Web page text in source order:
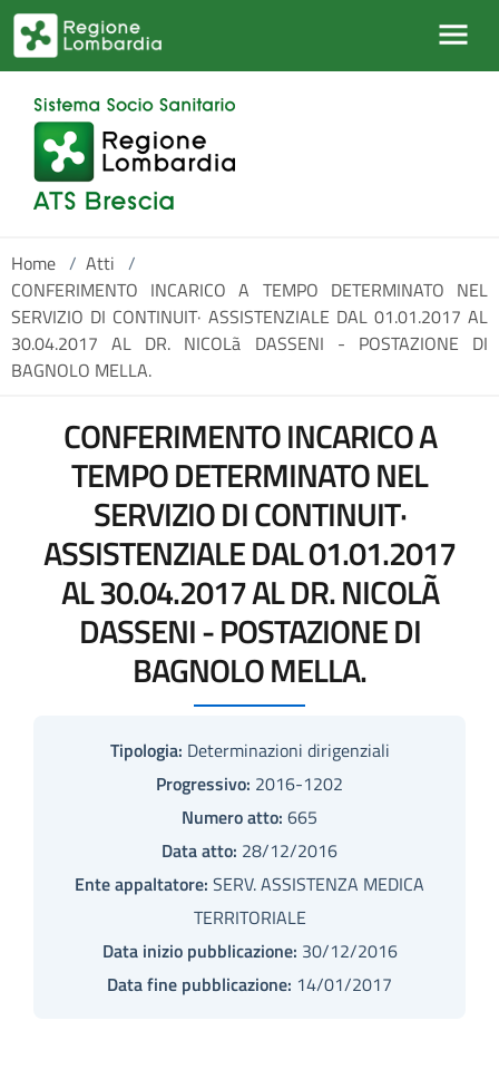
Salta al contenuto principale
Home / Atti /
CONFERIMENTO INCARICO A TEMPO DETERMINATO NEL
SERVIZIO DI CONTINUIT· ASSISTENZIALE DAL 01.01.2017 AL
30.04.2017 AL DR. NICOLã DASSENI - POSTAZIONE DI
BAGNOLO MELLA.
CONFERIMENTO INCARICO A
TEMPO DETERMINATO NEL
SERVIZIO DI CONTINUIT·
ASSISTENZIALE DAL 01.01.2017
AL 30.04.2017 AL DR. NICOLÃ
DASSENI - POSTAZIONE DI
BAGNOLO MELLA.
Tipologia: Determinazioni dirigenziali
Progressivo: 2016-1202
Numero atto: 665
Data atto: 28/12/2016
Ente appaltatore: SERV. ASSISTENZA MEDICA
TERRITORIALE
Data inizio pubblicazione: 30/12/2016
Data fine pubblicazione: 14/01/2017